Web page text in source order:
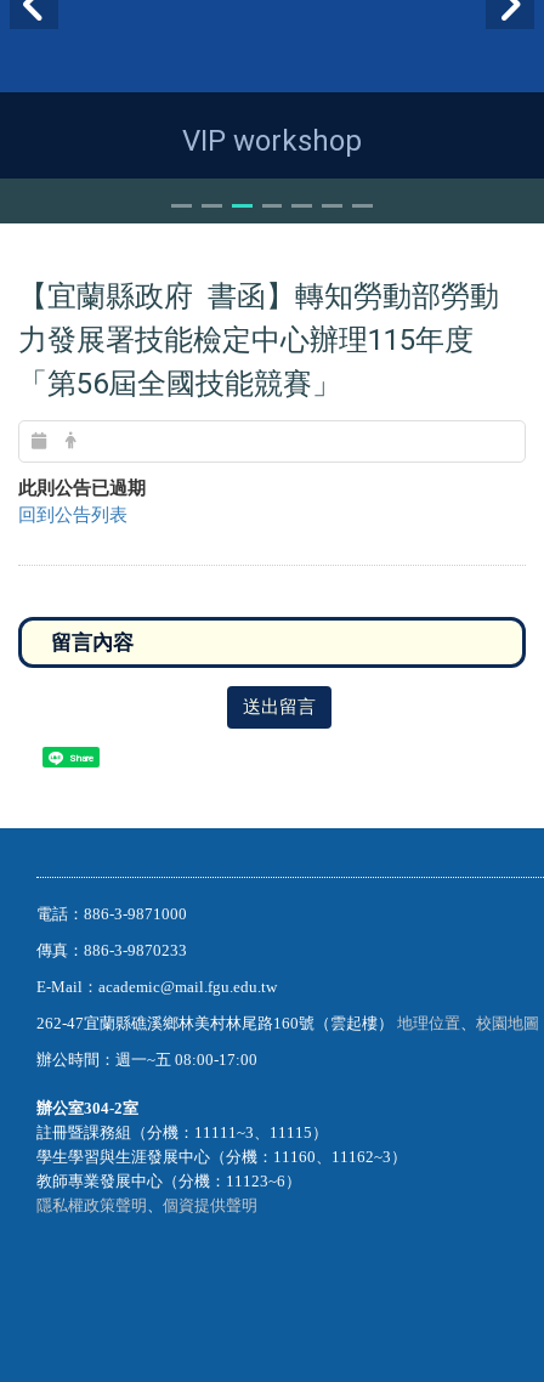
VIP workshop
【宜蘭縣政府 書函】轉知勞動部勞動
力發展署技能檢定中心辦理115年度
「第56屆全國技能競賽」
此則公告已過期
回到公告列表
送出留言
Share
電話：886-3-9871000
傳真：886-3-9870233
E-Mail：academic@mail.fgu.edu.tw
262-47宜蘭縣礁溪鄉林美村林尾路160號（雲起樓） 地理位置
校園地圖
辦公時間：週一~五 08:00-17:00
辦公室304-2室
註冊暨課務組（分機：11111~3、11115）
學生學習與生涯發展中心（分機：11160、11162~3）
教師專業發展中心（分機：11123~6）
隱私權政策聲明
個資提供聲明